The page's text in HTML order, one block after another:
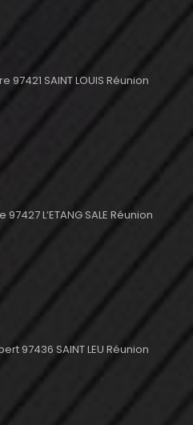
97421 SAINT LOUIS Réunion
L’ETANG SALE Réunion
97436 SAINT LEU Réunion